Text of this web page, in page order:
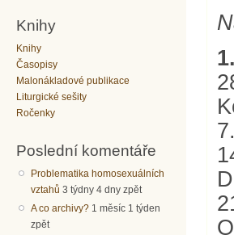
Knihy
Knihy
Časopisy
Malonákladové publikace
Liturgické sešity
Ročenky
Poslední komentáře
Problematika homosexuálních
vztahů 3 týdny 4 dny zpět
A co archivy? 1 měsíc 1 týden
zpět